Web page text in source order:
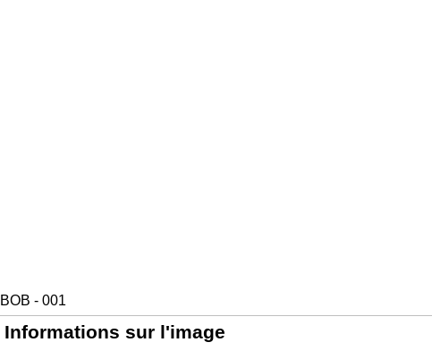
BOB - 001
Informations sur l'image